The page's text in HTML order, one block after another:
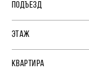
ПОДЪЕЗД
ЭТАЖ
КВАРТИРА